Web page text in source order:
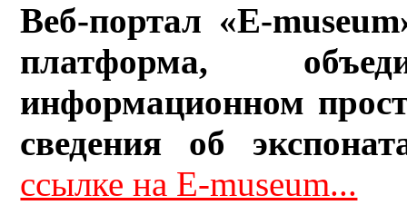
Веб-портал «E-
платформа,
информационном
сведения об
ссылке на E-museum...